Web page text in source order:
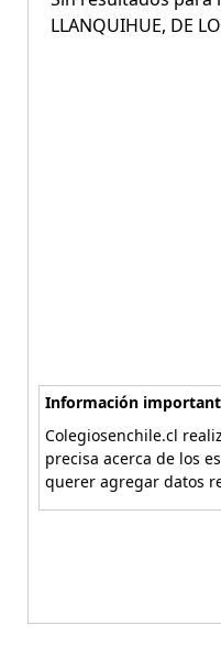
LLANQUIHUE, DE
Información
Colegiosenchile.cl
precisa acerca de los
querer agregar datos